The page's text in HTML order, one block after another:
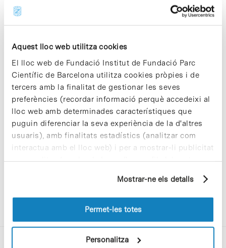
Aquest lloc web utilitza cookies
El lloc web de Fundació Institut de Fundació Parc
Científic de Barcelona utilitza cookies pròpies i de
tercers amb la finalitat de gestionar les seves
preferències (recordar informació perquè accedeixi al
lloc web amb determinades característiques que
puguin diferenciar la seva experiència de la d'altres
usuaris), amb finalitats estadístics (analitzar com
interactua amb el lloc web) i per a mostrar-li publicitat
personalitzada sobre la base d'un perfil elaborat a
pàgines visitades). Per a obtenir més informació sobre
les cookies pot consultar laPolítica de cookiesdel
Mostrar-ne els detalls
Permet-les totes
Personalitza